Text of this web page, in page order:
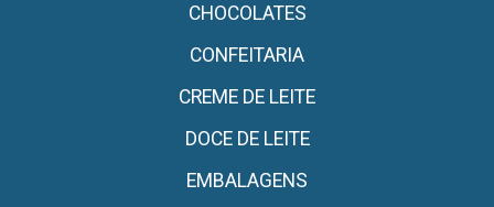
CHOCOLATES
CONFEITARIA
CREME DE LEITE
DOCE DE LEITE
EMBALAGENS